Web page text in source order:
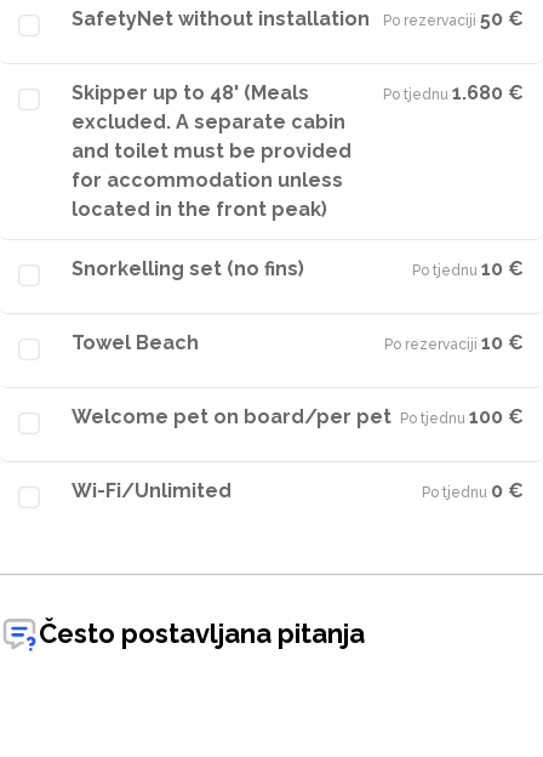
SafetyNet without installation Po rezervaciji·50 €
Skipper up to 48' (Meals
excluded. A separate cabin
and toilet must be provided
for accommodation unless
located in the front peak)
Po tjednu·1.680 €
Snorkelling set (no fins) Po tjednu·10 €
Towel Beach Po rezervaciji·10 €
Welcome pet on board/per pet Po tjednu·100 €
Wi-Fi/Unlimited Po tjednu·0 €
Često postavljana pitanja